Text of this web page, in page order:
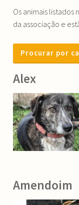
Os animais listados
da associação e
Procurar por
Alex
Amendoim